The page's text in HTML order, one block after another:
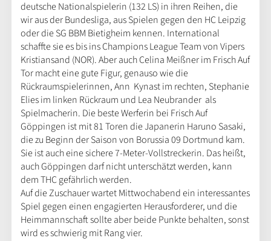
deutsche Nationalspielerin (132 LS) in ihren Reihen, die
wir aus der Bundesliga, aus Spielen gegen den HC Leipzig
oder die SG BBM Bietigheim kennen. International
schaffte sie es bis ins Champions League Team von Vipers
Kristiansand (NOR). Aber auch Celina Meißner im Frisch Auf
Tor macht eine gute Figur, genauso wie die
Rückraumspielerinnen, Ann Kynast im rechten, Stephanie
Elies im linken Rückraum und Lea Neubrander als
Spielmacherin. Die beste Werferin bei Frisch Auf
Göppingen ist mit 81 Toren die Japanerin Haruno Sasaki,
die zu Beginn der Saison von Borussia 09 Dortmund kam.
Sie ist auch eine sichere 7-Meter-Vollstreckerin. Das heißt,
auch Göppingen darf nicht unterschätzt werden, kann
dem THC gefährlich werden.
Auf die Zuschauer wartet Mittwochabend ein interessantes
Spiel gegen einen engagierten Herausforderer, und die
Heimmannschaft sollte aber beide Punkte behalten, sonst
wird es schwierig mit Rang vier.